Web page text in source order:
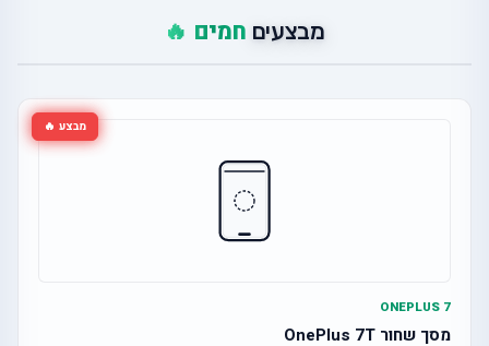
מבצעים חמים 🔥
מבצע 🔥
ONEPLUS 7
מסך שחור OnePlus 7T